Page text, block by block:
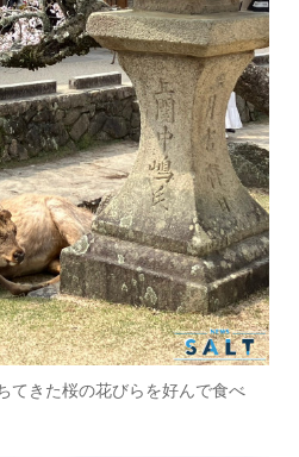
てきた桜の花びらを好んで食べ